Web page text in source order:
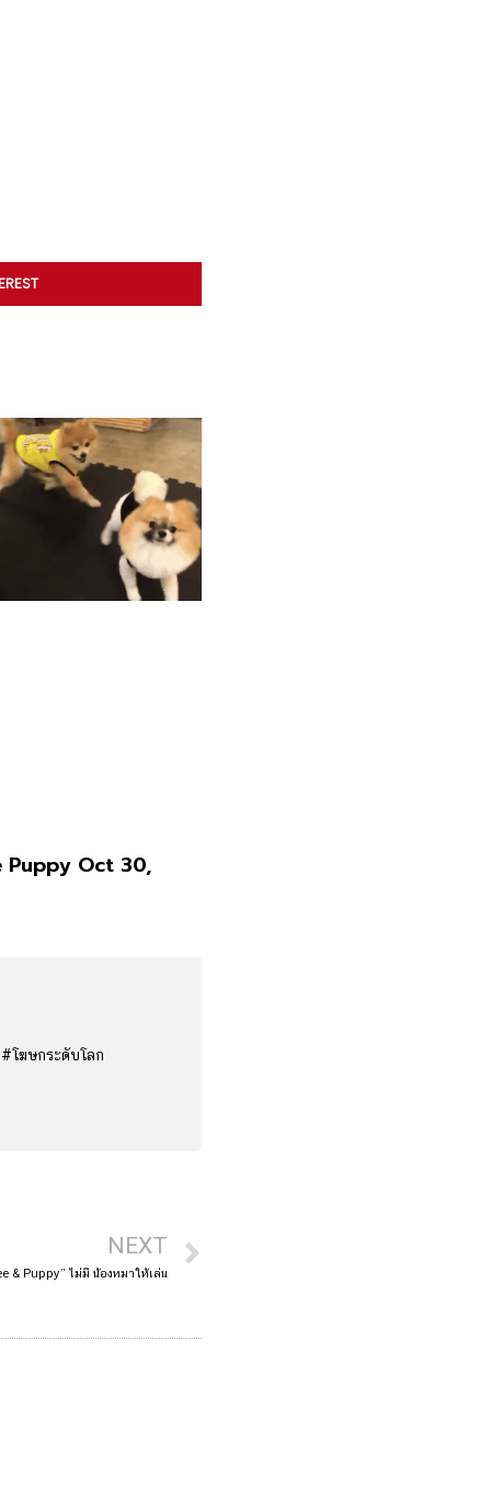
Puppy Oct 30,
โฆษกระดับโลก
NEXT
& Puppy” ไม่มี น้องหมาให้เล่น